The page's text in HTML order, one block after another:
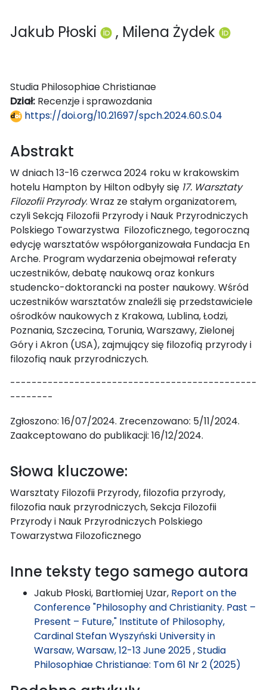
Jakub Płoski , Milena Żydek
Studia Philosophiae Christianae
Dział: Recenzje i sprawozdania
https://doi.org/10.21697/spch.2024.60.S.04
Abstrakt
W dniach 13-16 czerwca 2024 roku w krakowskim
hotelu Hampton by Hilton odbyły się 17. Warsztaty
Filozofii Przyrody. Wraz ze stałym organizatorem,
czyli Sekcją Filozofii Przyrody i Nauk Przyrodniczych
Polskiego Towarzystwa Filozoficznego, tegoroczną
edycję warsztatów współorganizowała Fundacja En
Arche. Program wydarzenia obejmował referaty
uczestników, debatę naukową oraz konkurs
studencko-doktorancki na poster naukowy. Wśród
uczestników warsztatów znaleźli się przedstawiciele
ośrodków naukowych z Krakowa, Lublina, Łodzi,
Poznania, Szczecina, Torunia, Warszawy, Zielonej
Góry i Akron (USA), zajmujący się filozofią przyrody i
filozofią nauk przyrodniczych.
----------------------------------------------
--------
Zgłoszono: 16/07/2024. Zrecenzowano: 5/11/2024.
Zaakceptowano do publikacji: 16/12/2024.
Słowa kluczowe:
Warsztaty Filozofii Przyrody, filozofia przyrody,
filozofia nauk przyrodniczych, Sekcja Filozofii
Przyrody i Nauk Przyrodniczych Polskiego
Towarzystwa Filozoficznego
Inne teksty tego samego autora
Jakub Płoski, Bartłomiej Uzar, Report on the
Conference "Philosophy and Christianity. Past –
Present – Future," Institute of Philosophy,
Cardinal Stefan Wyszyński University in
Warsaw, Warsaw, 12-13 June 2025,Studia
Philosophiae Christianae: Tom 61 Nr 2 (2025)